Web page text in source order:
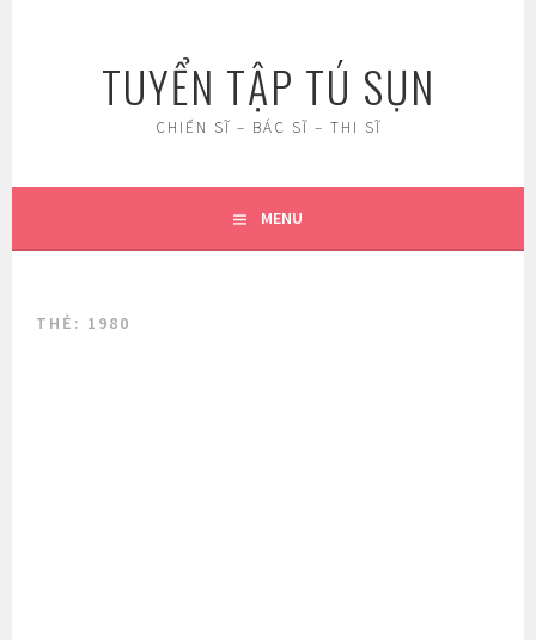
TUYỂN TẬP TÚ SỤN
CHIẾN SĨ – BÁC SĨ – THI SĨ
MENU
THẺ: 1980